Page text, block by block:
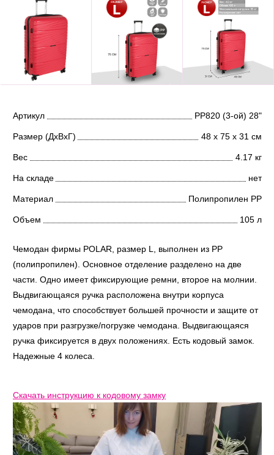
Артикул РР820 (3-ой) 28"
Размер (ДхВхГ) 48 х 75 х 31 см
Вес 4.17 кг
На складе нет
Материал Полипропилен PP
Объем 105 л
Чемодан фирмы POLAR, размер L, выполнен из PP
(полипропилен). Основное отделение разделено на две
части. Одно имеет фиксирующие ремни, второе на молнии.
Выдвигающаяся ручка расположена внутри корпуса
чемодана, что способствует большей прочности и защите от
ударов при разгрузке/погрузке чемодана. Выдвигающаяся
ручка фиксируется в двух положениях. Есть кодовый замок.
Надежные 4 колеса.
Скачать инструкцию к кодовому замку